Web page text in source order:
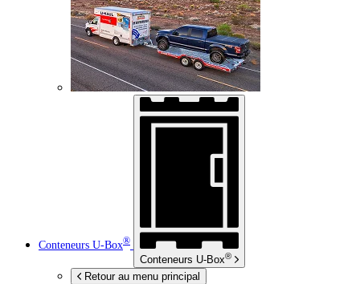
Conteneurs U-Box®
Conteneurs U-Box®
Retour au menu principal